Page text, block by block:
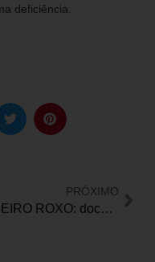
deficiência.
PRÓXIMO
JANEIRO ROXO: documentário sobre a ação TECHansen